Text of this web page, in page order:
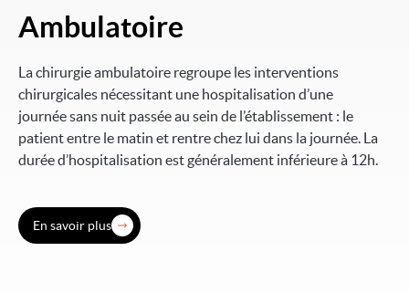
Image
Ambulatoire
La chirurgie ambulatoire regroupe les interventions
chirurgicales nécessitant une hospitalisation d’une
journée sans nuit passée au sein de l’établissement : le
patient entre le matin et rentre chez lui dans la journée. La
durée d’hospitalisation est généralement inférieure à 12h.
En savoir plus